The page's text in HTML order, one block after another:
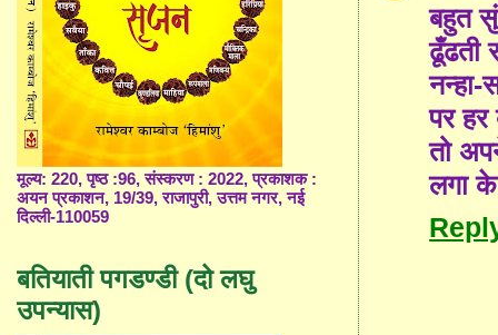
बहुत
ढूँढती
नन्हा-
पर हर
तो
लगा के
मूल्य: 220, पृष्ठ :96, संस्करण : 2022, प्रकाशक :
अयन प्रकाशन, 19/39, राजापुरी, उत्तम नगर, नई
दिल्ली-110059
बतियाती पगडण्डी (दो लघु
उपन्यास)